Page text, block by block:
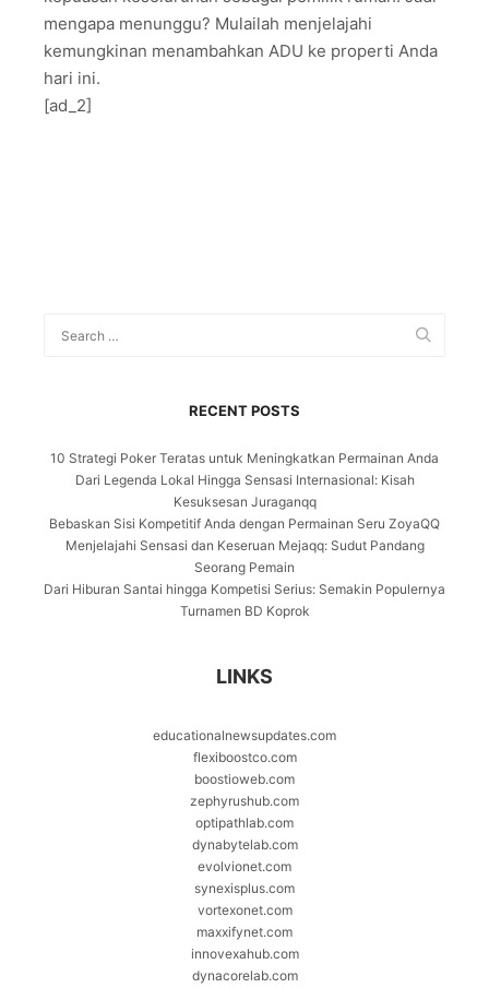
mengapa menunggu? Mulailah menjelajahi
kemungkinan menambahkan ADU ke properti Anda
hari ini.
[ad_2]
RECENT POSTS
10 Strategi Poker Teratas untuk Meningkatkan Permainan Anda
Dari Legenda Lokal Hingga Sensasi Internasional: Kisah
Kesuksesan Juraganqq
Bebaskan Sisi Kompetitif Anda dengan Permainan Seru ZoyaQQ
Menjelajahi Sensasi dan Keseruan Mejaqq: Sudut Pandang
Seorang Pemain
Dari Hiburan Santai hingga Kompetisi Serius: Semakin Populernya
Turnamen BD Koprok
LINKS
educationalnewsupdates.com
flexiboostco.com
boostioweb.com
zephyrushub.com
optipathlab.com
dynabytelab.com
evolvionet.com
synexisplus.com
vortexonet.com
maxxifynet.com
innovexahub.com
dynacorelab.com